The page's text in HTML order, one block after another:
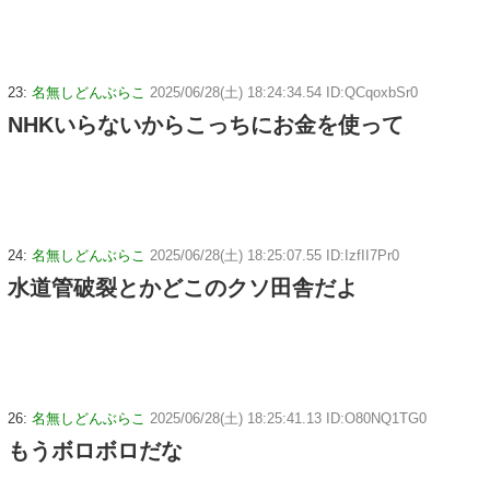
23: 名無しどんぶらこ 2025/06/28(土) 18:24:34.54 ID:QCqoxbSr0
NHKいらないからこっちにお金を使って
24: 名無しどんぶらこ 2025/06/28(土) 18:25:07.55 ID:IzfII7Pr0
水道管破裂とかどこのクソ田舎だよ
26: 名無しどんぶらこ 2025/06/28(土) 18:25:41.13 ID:O80NQ1TG0
もうボロボロだな